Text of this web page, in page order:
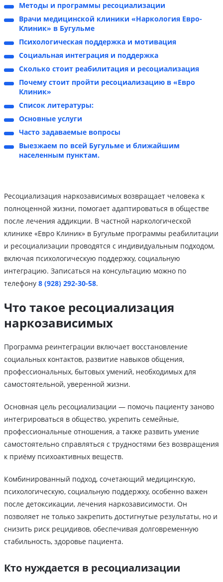
Методы и программы ресоциализации
Врачи медицинской клиники «Наркология Евро-
Клиник» в Бугульме
Психологическая поддержка и мотивация
Социальная интеграция и поддержка
Сколько стоит реабилитация и ресоциализация
Почему стоит пройти ресоциализацию в «Евро
Клиник»
Список литературы:
Основные услуги
Часто задаваемые вопросы
Выезжаем по всей Бугульме и ближайшим
населенным пунктам.
Ресоциализация наркозависимых возвращает человека к
полноценной жизни, помогает адаптироваться в обществе
после лечения аддикции. В частной наркологической
клинике «Евро Клиник» в Бугульме программы реабилитации
и ресоциализации проводятся с индивидуальным подходом,
включая психологическую поддержку, социальную
интеграцию. Записаться на консультацию можно по
телефону 8 (928) 292-30-58.
Что такое ресоциализация
наркозависимых
Программа реинтеграции включает восстановление
социальных контактов, развитие навыков общения,
профессиональных, бытовых умений, необходимых для
самостоятельной, уверенной жизни.
Основная цель ресоциализации — помочь пациенту заново
интегрироваться в общество, укрепить семейные,
профессиональные отношения, а также развить умение
самостоятельно справляться с трудностями без возвращения
к приёму психоактивных веществ.
Комбинированный подход, сочетающий медицинскую,
психологическую, социальную поддержку, особенно важен
после детоксикации, лечения наркозависимости. Он
позволяет не только закрепить достигнутые результаты, но и
снизить риск рецидивов, обеспечивая долговременную
стабильность, здоровье пациента.
Кто нуждается в ресоциализации